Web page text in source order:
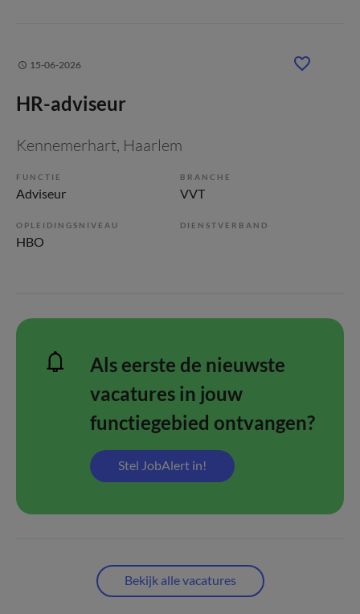
15-06-2026
HR-adviseur
Kennemerhart, Haarlem
FUNCTIE
Adviseur
BRANCHE
VVT
OPLEIDINGSNIVEAU
HBO
DIENSTVERBAND
Als eerste de nieuwste
vacatures in jouw
functiegebied ontvangen?
Stel JobAlert in!
Bekijk alle vacatures